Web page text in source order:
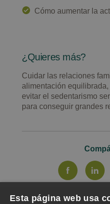
Cómo aumentar la
¿Quieres más?
Cuidar las relaciones
alimentación
evitar el sedentarismo
para conseguir grandes
Esta página web usa